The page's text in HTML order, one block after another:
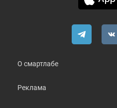
О смартлабе
Реклама